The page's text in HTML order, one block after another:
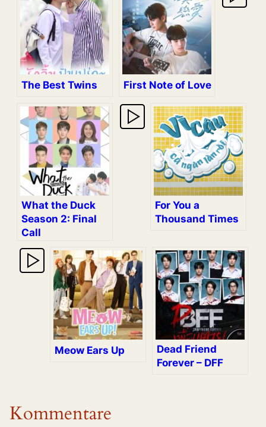
The Best Twins First Note of Love
What the Duck
Season 2: Final
Call
For You a
Thousand Times
Meow Ears Up
Dead Friend
Forever – DFF
Kommentare